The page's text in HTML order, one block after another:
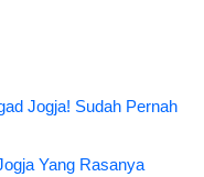
Jogja! Sudah Pernah
Yang Rasanya